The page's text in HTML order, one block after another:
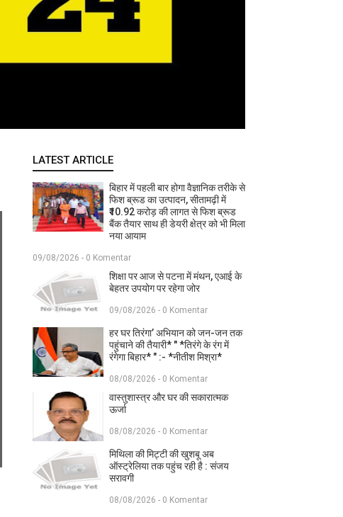
LATEST ARTICLE
बिहार में पहली बार होगा वैज्ञानिक तरीके से
फिश ब्रूड का उत्पादन, सीतामढ़ी में
₹10.92 करोड़ की लागत से फिश ब्रूड
बैंक तैयार साथ ही डेयरी क्षेत्र को भी मिला
नया आयाम
09/08/2026 - 0 Komentar
शिक्षा पर आज से पटना में मंथन, एआई के
बेहतर उपयोग पर रहेगा जोर
09/08/2026 - 0 Komentar
हर घर तिरंगा’ अभियान को जन-जन तक
पहुंचाने की तैयारी* " *तिरंगे के रंग में
रंगेगा बिहार* " :- *नीतीश मिश्रा*
08/08/2026 - 0 Komentar
वास्तुशास्त्र और घर की सकारात्मक
ऊर्जा
08/08/2026 - 0 Komentar
मिथिला की मिट्टी की खुशबू अब
ऑस्ट्रेलिया तक पहुंच रही है : संजय
सरावगी
08/08/2026 - 0 Komentar